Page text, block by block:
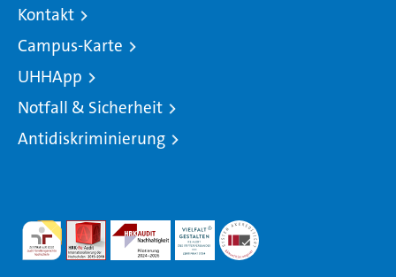
Kontakt
Campus-Karte
UHHApp
Notfall & Sicherheit
Antidiskriminierung